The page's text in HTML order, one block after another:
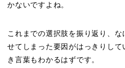
かないですよね。
これまでの選択肢を振り返り、
せてしまった要因がはっきりし
き言葉もわかるはずです。